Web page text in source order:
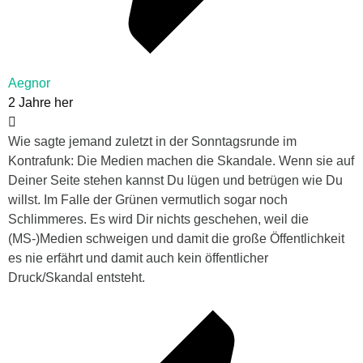
Aegnor
2 Jahre her
Wie sagte jemand zuletzt in der Sonntagsrunde im
Kontrafunk: Die Medien machen die Skandale. Wenn sie auf
Deiner Seite stehen kannst Du lügen und betrügen wie Du
willst. Im Falle der Grünen vermutlich sogar noch
Schlimmeres. Es wird Dir nichts geschehen, weil die
(MS-)Medien schweigen und damit die große Öffentlichkeit
es nie erfährt und damit auch kein öffentlicher
Druck/Skandal entsteht.